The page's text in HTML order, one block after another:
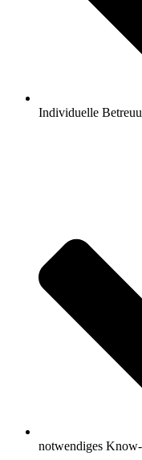
Individuelle
notwendiges